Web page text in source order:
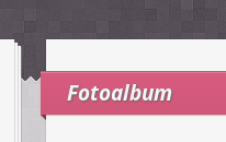
Fotoalbum